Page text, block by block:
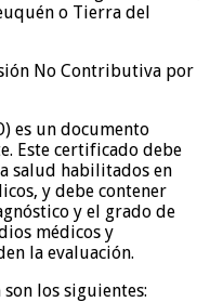
o Tierra del
No Contributiva por
es un documento
Este certificado debe
salud habilitados en
y debe contener
y el grado de
médicos y
la evaluación.
los siguientes: